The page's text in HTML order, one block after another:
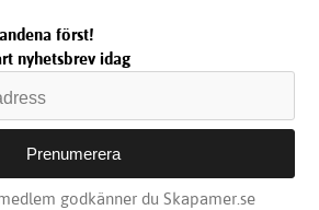
först!
nyhetsbrev idag
godkänner du Skapamer.se